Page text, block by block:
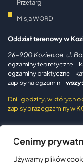
Cenimy
Używamy plików
Przetargi
Misja WORD
Oddział terenowy w
26-900 Kozienice, ul.
egzaminy teoretyczne –
egzaminy praktyczne –
zapisy na egzamin –
Dni i godziny, w których
zapisy oraz egzaminy w
telefon:48 38 98 140